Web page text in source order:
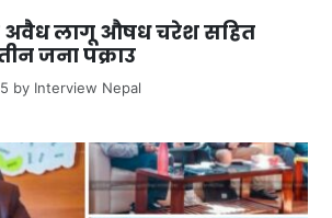
अवैध लागू औषध चरेश सहित
जना पक्राउ
by Interview Nepal